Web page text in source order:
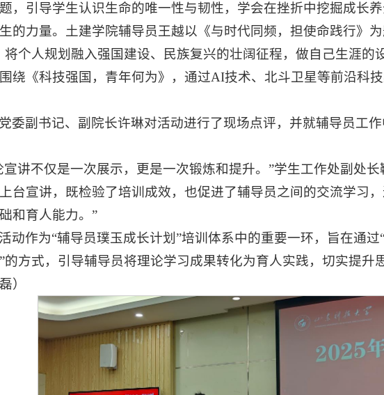
，引导学生认识生命的唯一性与韧性，学会在挫折中挖掘成长
的力量。土建学院辅导员王越以《与时代同频，担使命践行》
将个人规划融入强国建设、民族复兴的壮阔征程，做自己生涯的
绕《科技强国，青年何为》，通过AI技术、北斗卫星等前沿科
委副书记、副院长许琳对活动进行了现场点评，并就辅导员工
宣讲不仅是一次展示，更是一次锻炼和提升。”学生工作处副处长
台宣讲，既检验了培训成效，也促进了辅导员之间的交流学习
和育人能力。”
动作为“辅导员璞玉成长计划”培训体系中的重要一环，旨在通过
的方式，引导辅导员将理论学习成果转化为育人实践，切实提升
）